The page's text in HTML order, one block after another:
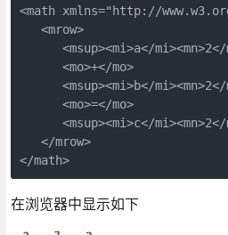
<math xmlns="http://
   <mrow>
<msup><mi>a</
      <mo>+</mo>
<msup><mi>b</
      <mo>=</mo>
<msup><mi>c</
   </mrow>
</math>
在浏览器中显示如下